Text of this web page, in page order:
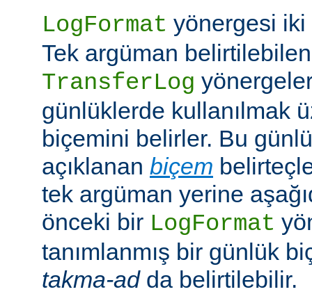
LogFormat yönergesi iki
Tek argüman
TransferLog
günlüklerde kullanılmak
biçemini belirler. Bu
açıklanan biçem
tek argüman yerine
önceki bir LogFormat
tanımlanmış bir günlük
takma-adda belirtilebilir.